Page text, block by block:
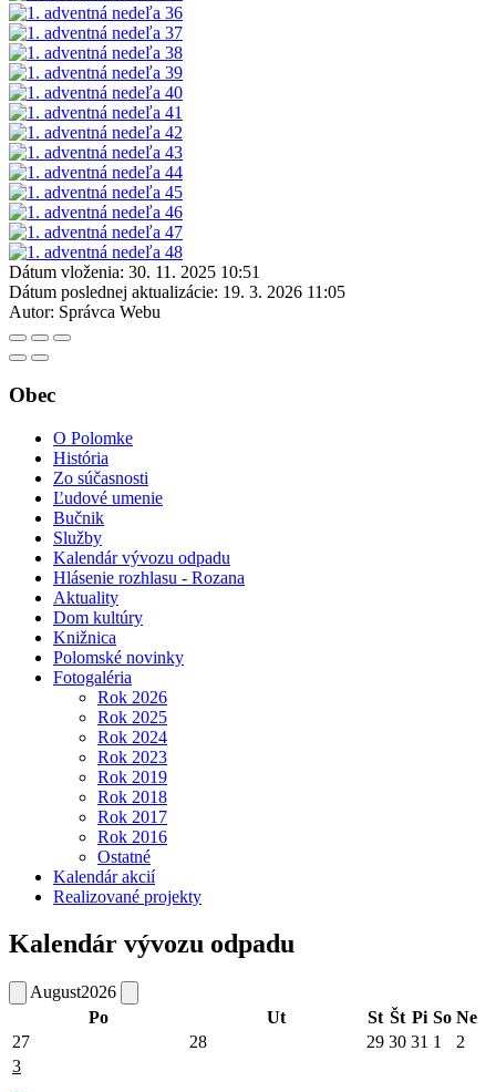
Dátum vloženia: 30. 11. 2025 10:51
Dátum poslednej aktualizácie: 19. 3. 2026 11:05
Autor: Správca Webu
Obec
O Polomke
História
Zo súčasnosti
Ľudové umenie
Bučnik
Služby
Kalendár vývozu odpadu
Hlásenie rozhlasu - Rozana
Aktuality
Dom kultúry
Knižnica
Polomské novinky
Fotogaléria
Rok 2026
Rok 2025
Rok 2024
Rok 2023
Rok 2019
Rok 2018
Rok 2017
Rok 2016
Ostatné
Kalendár akcií
Realizované projekty
Kalendár vývozu odpadu
August2026
Po
Ut St Št Pi So Ne
27
28 29 30 31 1
2
3